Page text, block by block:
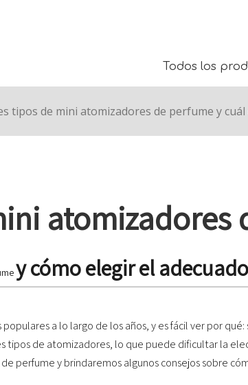
Todos los
tipos de mini atomizadores de perfume y
atomizadores
y cómo elegir el
a lo largo de los años, y es fácil ver por
de atomizadores, lo que puede dificultar la
perfume y brindaremos algunos consejos sobre